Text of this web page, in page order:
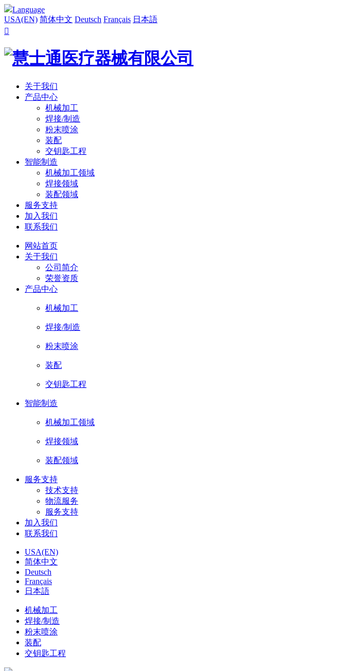
Language
USA(EN) 简体中文 Deutsch Français 日本語

关于我们
产品中心
机械加工
焊接/制造
粉末喷涂
装配
交钥匙工程
智能制造
机械加工领域
焊接领域
装配领域
服务支持
加入我们
联系我们
网站首页
关于我们
公司简介
荣誉资质
产品中心
机械加工
焊接/制造
粉末喷涂
装配
交钥匙工程
智能制造
机械加工领域
焊接领域
装配领域
服务支持
技术支持
物流服务
服务支持
加入我们
联系我们
USA(EN)
简体中文
Deutsch
Français
日本語
机械加工
焊接/制造
粉末喷涂
装配
交钥匙工程